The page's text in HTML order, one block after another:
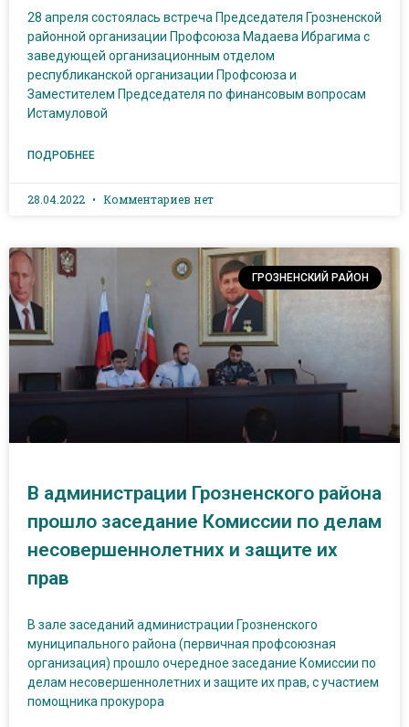
28 апреля состоялась встреча Председателя Грозненской
районной организации Профсоюза Мадаева Ибрагима с
заведующей организационным отделом
республиканской организации Профсоюза и
Заместителем Председателя по финансовым вопросам
Истамуловой
ПОДРОБНЕЕ
28.04.2022 Комментариев нет
ГРОЗНЕНСКИЙ РАЙОН
В администрации Грозненского района
прошло заседание Комиссии по делам
несовершеннолетних и защите их
прав
В зале заседаний администрации Грозненского
муниципального района (первичная профсоюзная
организация) прошло очередное заседание Комиссии по
делам несовершеннолетних и защите их прав, с участием
помощника прокурора